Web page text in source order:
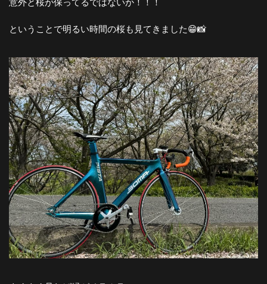
意外と桜が保ってるではないか！！！
ということで明るい時間の桜も見てきました😁📸